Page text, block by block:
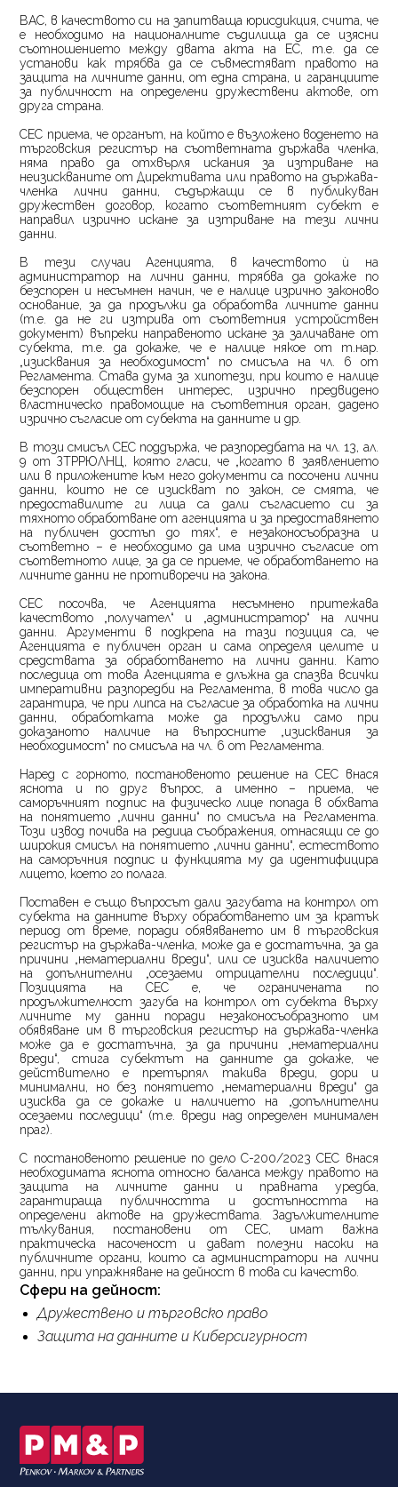
ВАС, в качеството си на запитваща юрисдикция, счита, че
е необходимо на националните съдилища да се изясни
съотношението между двата акта на ЕС, т.е. да се
установи как трябва да се съвместяват правото на
защита на личните данни, от една страна, и гаранциите
за публичност на определени дружествени актове, от
друга страна.
СЕС приема, че органът, на който е възложено воденето на
търговския регистър на съответната държава членка,
няма право да отхвърля искания за изтриване на
неизискваните от Директивата или правото на държава-
членка лични данни, съдържащи се в публикуван
дружествен договор, когато съответният субект е
направил изрично искане за изтриване на тези лични
данни.
В тези случаи Агенцията, в качеството ѝ на
администратор на лични данни, трябва да докаже по
безспорен и несъмнен начин, че е налице изрично законово
основание, за да продължи да обработва личните данни
(т.е. да не ги изтрива от съответния устройствен
документ) въпреки направеното искане за заличаване от
субекта, т.е. да докаже, че е налице някое от т.нар.
„изисквания за необходимост“ по смисъла на чл. 6 от
Регламента. Става дума за хипотези, при които е налице
безспорен обществен интерес, изрично предвидено
властническо правомощие на съответния орган, дадено
изрично съгласие от субекта на данните и др.
В този смисъл СЕС поддържа, че разпоредбата на чл. 13, ал.
9 от ЗТРРЮЛНЦ, която гласи, че „когато в заявлението
или в приложените към него документи са посочени лични
данни, които не се изискват по закон, се смята, че
предоставилите ги лица са дали съгласието си за
тяхното обработване от агенцията и за предоставянето
на публичен достъп до тях“, е незаконосъобразна и
съответно – е необходимо да има изрично съгласие от
съответното лице, за да се приеме, че обработването на
личните данни не противоречи на закона.
СЕС посочва, че Агенцията несъмнено притежава
качеството „получател“ и „администратор“ на лични
данни. Аргументи в подкрепа на тази позиция са, че
Агенцията е публичен орган и сама определя целите и
средствата за обработването на лични данни. Като
последица от това Агенцията е длъжна да спазва всички
императивни разпоредби на Регламента, в това число да
гарантира, че при липса на съгласие за обработка на лични
данни, обработката може да продължи само при
доказаното наличие на въпросните „изисквания за
необходимост“ по смисъла на чл. 6 от Регламента.
Наред с горното, постановеното решение на СЕС внася
яснота и по друг въпрос, а именно – приема, че
саморъчният подпис на физическо лице попада в обхвата
на понятието „лични данни“ по смисъла на Регламента.
Този извод почива на редица съображения, отнасящи се до
широкия смисъл на понятието „лични данни“, естеството
на саморъчния подпис и функцията му да идентифицира
лицето, което го полага.
Поставен е също въпросът дали загубата на контрол от
субекта на данните върху обработването им за кратък
период от време, поради обявяването им в търговския
регистър на държава-членка, може да е достатъчна, за да
причини „нематериални вреди“, или се изисква наличието
на допълнителни „осезаеми отрицателни последици“.
Позицията на СЕС е, че ограничената по
продължителност загуба на контрол от субекта върху
личните му данни поради незаконосъобразното им
обявяване им в търговския регистър на държава-членка
може да е достатъчна, за да причини „нематериални
вреди“, стига субектът на данните да докаже, че
действително е претърпял такива вреди, дори и
минимални, но без понятието „нематериални вреди“ да
изисква да се докаже и наличието на „допълнителни
осезаеми последици“ (т.е. вреди над определен минимален
праг).
С постановеното решение по делоC-200/2023 СЕС внася
необходимата яснота относно баланса между правото на
защита на личните данни и правната уредба,
гарантираща публичността и достъпността на
определени актове на дружествата. Задължителните
тълкувания, постановени от СЕС, имат важна
практическа насоченост и дават полезни насоки на
публичните органи, които са администратори на лични
данни, при упражняване на дейност в това си качество.
Сфери на дейност:
Дружествено и търговско право
Защита на данните и Киберсигурност